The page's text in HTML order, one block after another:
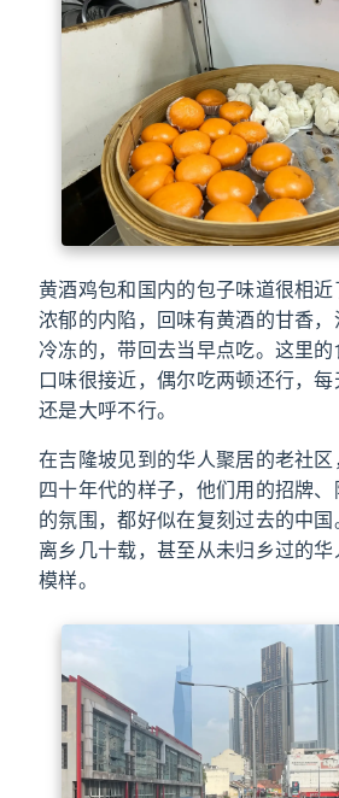
黄酒鸡包和国内的包子味道很相
浓郁的内陷，回味有黄酒的甘香
冷冻的，带回去当早点吃。这里
口味很接近，偶尔吃两顿还行，
还是大呼不行。
在吉隆坡见到的华人聚居的老社
四十年代的样子，他们用的招牌
的氛围，都好似在复刻过去的中
离乡几十载，甚至从未归乡过的
模样。